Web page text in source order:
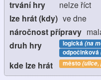
trvání hry nelze říct
lze hrát (kdy) ve dne
náročnost přípravy
druh hry logická(na
odpočinková
kde lze hrát město(ulice,